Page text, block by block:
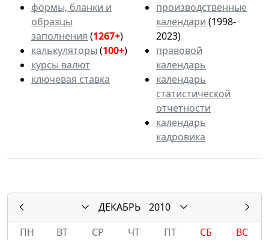
формы, бланки и
образцы
заполнения (1267+)
калькуляторы (100+)
курсы валют
ключевая ставка
производственные
календари (1998-
2023)
правовой
календарь
календарь
статистической
отчетности
календарь
кадровика
ДЕКАБРЬ
2010
ПН
ВТ СР ЧТ ПТ СБ
ВС